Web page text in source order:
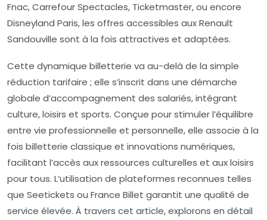
Fnac, Carrefour Spectacles, Ticketmaster, ou encore
Disneyland Paris, les offres accessibles aux Renault
Sandouville sont à la fois attractives et adaptées.
Cette dynamique billetterie va au-delà de la simple
réduction tarifaire ; elle s’inscrit dans une démarche
globale d’accompagnement des salariés, intégrant
culture, loisirs et sports. Conçue pour stimuler l’équilibre
entre vie professionnelle et personnelle, elle associe à la
fois billetterie classique et innovations numériques,
facilitant l’accès aux ressources culturelles et aux loisirs
pour tous. L’utilisation de plateformes reconnues telles
que Seetickets ou France Billet garantit une qualité de
service élevée. À travers cet article, explorons en détail